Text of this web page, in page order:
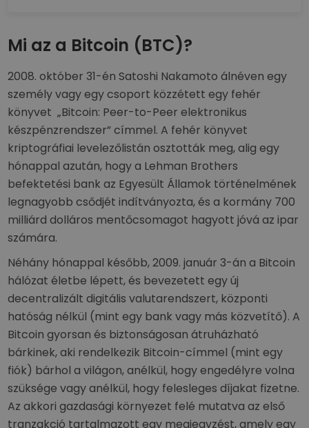
Mi az a Bitcoin (BTC)?
2008. október 31-én Satoshi Nakamoto álnéven egy
személy vagy egy csoport közzétett egy fehér
könyvet „Bitcoin: Peer-to-Peer elektronikus
készpénzrendszer” címmel. A fehér könyvet
kriptográfiai levelezőlistán osztották meg, alig egy
hónappal azután, hogy a Lehman Brothers
befektetési bank az Egyesült Államok történelmének
legnagyobb csődjét indítványozta, és a kormány 700
milliárd dolláros mentőcsomagot hagyott jóvá az ipar
számára.
Néhány hónappal később, 2009. január 3-án a Bitcoin
hálózat életbe lépett, és bevezetett egy új
decentralizált digitális valutarendszert, központi
hatóság nélkül (mint egy bank vagy más közvetítő). A
Bitcoin gyorsan és biztonságosan átruházható
bárkinek, aki rendelkezik Bitcoin-címmel (mint egy
fiók) bárhol a világon, anélkül, hogy engedélyre volna
szüksége vagy anélkül, hogy felesleges díjakat fizetne.
Az akkori gazdasági környezet felé mutatva az első
tranzakció tartalmazott egy megjegyzést, amely egy